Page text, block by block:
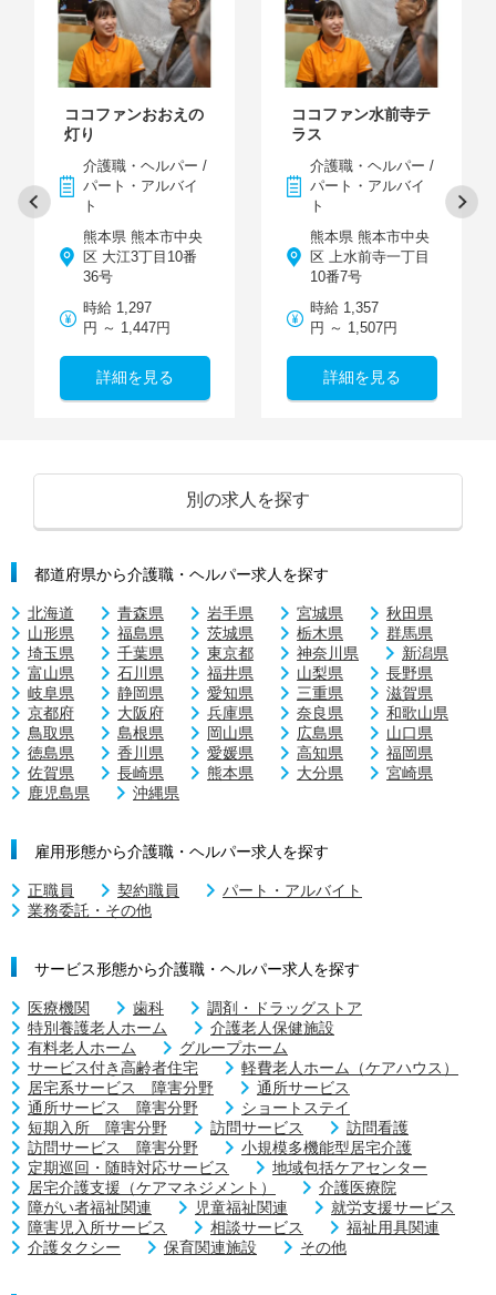
ココファンおおえの
灯り
介護職・ヘルパー /
パート・アルバイ
ト
熊本県 熊本市中央
区 大江3丁目10番
36号
時給 1,297
円 ～ 1,447円
詳細を見る
ココファン水前寺テ
ラス
介護職・ヘルパー /
パート・アルバイ
ト
熊本県 熊本市中央
区 上水前寺一丁目
10番7号
時給 1,357
円 ～ 1,507円
詳細を見る
別の求人を探す
都道府県から介護職・ヘルパー求人を探す
北海道 青森県 岩手県 宮城県
秋田県
山形県
福島県 茨城県 栃木県
群馬県
埼玉県
千葉県 東京都 神奈川県
新潟県
富山県
石川県 福井県 山梨県
長野県
岐阜県
静岡県 愛知県 三重県
滋賀県
京都府
大阪府 兵庫県 奈良県
和歌山県
鳥取県
島根県 岡山県 広島県
山口県
徳島県
香川県 愛媛県 高知県
福岡県
佐賀県
長崎県 熊本県 大分県
宮崎県
鹿児島県
沖縄県
雇用形態から介護職・ヘルパー求人を探す
正職員 契約職員
パート・アルバイト
業務委託・その他
サービス形態から介護職・ヘルパー求人を探す
医療機関 歯科
調剤・ドラッグストア
特別養護老人ホーム
介護老人保健施設
有料老人ホーム
グループホーム
サービス付き高齢者住宅
軽費老人ホーム（ケアハウス）
居宅系サービス 障害分野
通所サービス
通所サービス 障害分野
ショートステイ
短期入所 障害分野
訪問サービス
訪問看護
訪問サービス 障害分野
小規模多機能型居宅介護
定期巡回・随時対応サービス
地域包括ケアセンター
居宅介護支援（ケアマネジメント）
介護医療院
障がい者福祉関連
児童福祉関連
就労支援サービス
障害児入所サービス
相談サービス
福祉用具関連
介護タクシー
保育関連施設 その他